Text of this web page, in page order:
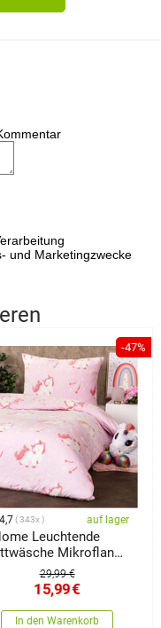
und Marketingzwecke
-47%
4,7 343x auf lager
Leuchtende
Mikroflanell
140 x 200 cm,
x 90 cm
29,99 €
15,99€
In den Warenkorb